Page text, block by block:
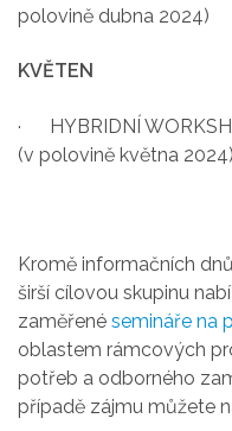
polovině
KVĚTEN
· HYBRIDNÍ
(v polovině května 2024)
Kromě informačních
širší cílovou skupinu
zaměřené semináře na
oblastem rámcových
potřeb a odborného
případě zájmu můžete